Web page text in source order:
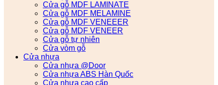
Cửa gỗ MDF LAMINATE
Cửa gỗ MDF MELAMINE
Cửa gỗ MDF VENEEER
Cửa gỗ MDF VENEER
Cửa gỗ tự nhiên
Cửa vòm gỗ
Cửa nhựa
Cửa nhựa @Door
Cửa nhựa ABS Hàn Quốc
Cửa nhựa cao cấp